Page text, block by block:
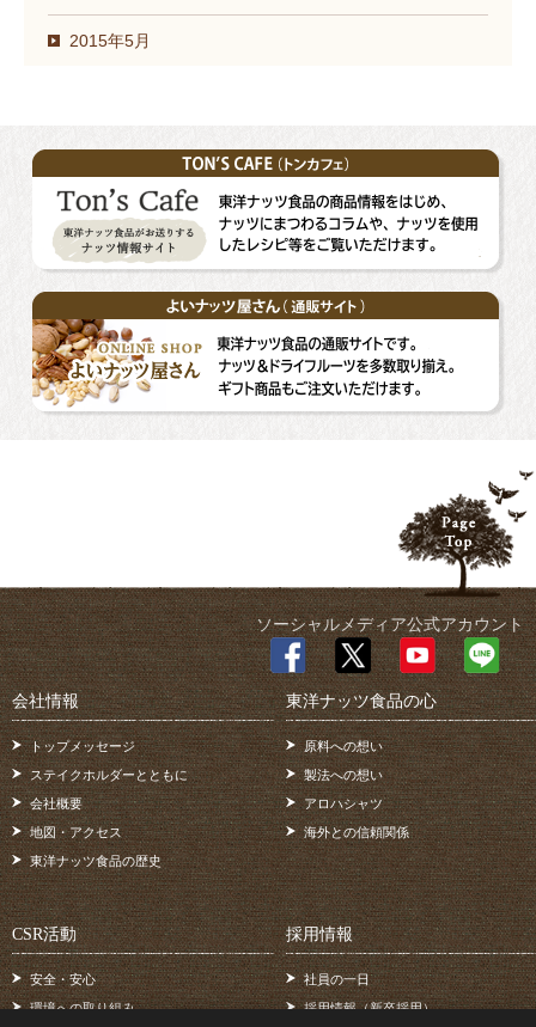
2015年5月
ソーシャルメディア公式アカウント
会社情報
トップメッセージ
ステイクホルダーとともに
会社概要
地図・アクセス
東洋ナッツ食品の歴史
東洋ナッツ食品の心
原料への想い
製法への想い
アロハシャツ
海外との信頼関係
CSR活動
安全・安心
環境への取り組み
採用情報
社員の一日
採用情報（新卒採用）